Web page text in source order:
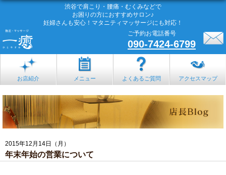
渋谷で肩こり・腰痛・むくみなどで
お困りの方におすすめサロン♪
妊婦さんも安心！マタニティマッサージにも対応！
ご予約お電話番号
090-7424-6799
お店紹介 メニュー よくあるご質問 アクセスマップ
2015年12月14日（月）
年末年始の営業について